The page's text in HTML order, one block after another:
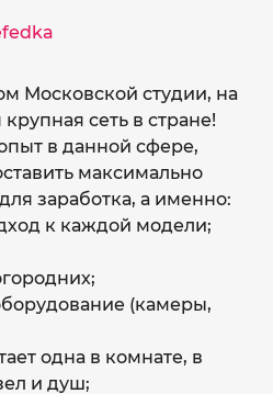
Московской студии, на
сеть в стране!
в данной сфере,
максимально
заработка, а именно:
к каждой модели;
(камеры,
одна в комнате, в
и душ;